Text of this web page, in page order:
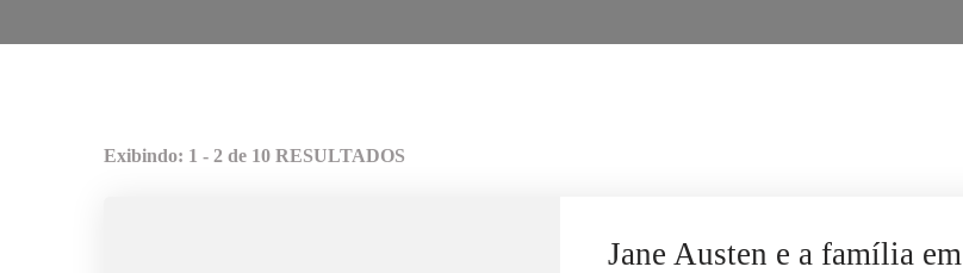
Exibindo: 1 - 2 de 10 RESULTADOS
Jane Austen e a família em